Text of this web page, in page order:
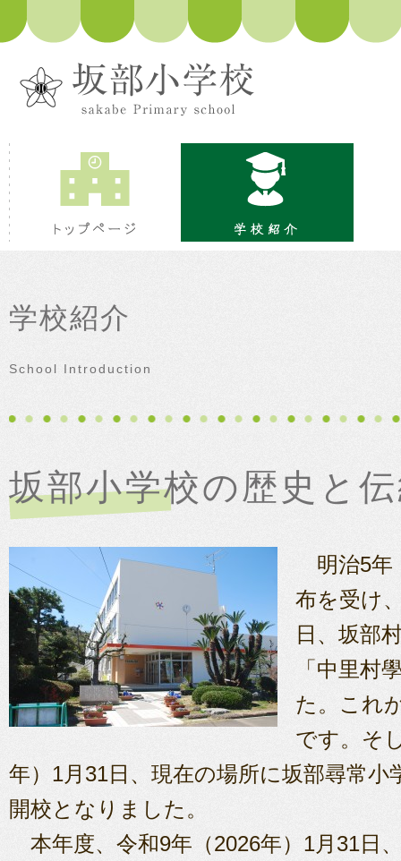
トップページ
学校紹介
School Introduction
坂部小学校の歴史と
明治5年
布を受け
日、坂部
「中里村
た。これ
です。そ
年）1月31日、現在の場所に坂部尋常小
開校となりました。
本年度、令和9年（2026年）1月31日